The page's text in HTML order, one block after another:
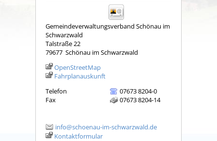
Gemeindeverwaltungsverband Schönau im
Schwarzwald
Talstraße 22
79677 Schönau im Schwarzwald
OpenStreetMap
Fahrplanauskunft
Telefon
07673 8204-0
Fax
07673 8204-14
info@schoenau-im-schwarzwald.de
Kontaktformular